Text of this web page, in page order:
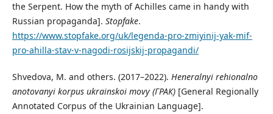
the Serpent. How the myth of Achilles came in handy with
Russian propaganda]. Stopfake.
https://www.stopfake.org/uk/legenda-pro-zmiyinij-yak-mif-
pro-ahilla-stav-v-nagodi-rosijskij-propagandi/
Shvedova, M. and others. (2017–2022). Heneralnyi rehionalno
anotovanyi korpus ukrainskoi movy (ГРАК)[General Regionally
Annotated Corpus of the Ukrainian Language].